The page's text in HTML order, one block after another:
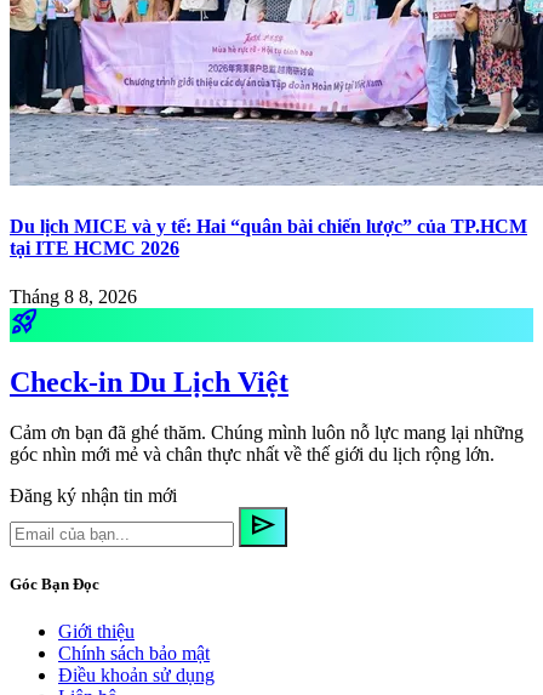
Du lịch MICE và y tế: Hai “quân bài chiến lược” của TP.HCM
tại ITE HCMC 2026
Tháng 8 8, 2026
rocket_launch
Check-in Du Lịch Việt
Cảm ơn bạn đã ghé thăm. Chúng mình luôn nỗ lực mang lại những
góc nhìn mới mẻ và chân thực nhất về thế giới du lịch rộng lớn.
Đăng ký nhận tin mới
send
Góc Bạn Đọc
Giới thiệu
Chính sách bảo mật
Điều khoản sử dụng